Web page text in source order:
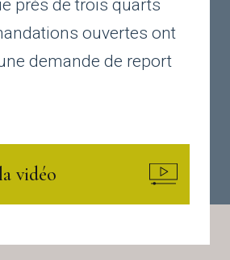
près de trois quarts
ouvertes ont
demande de report
vidéo